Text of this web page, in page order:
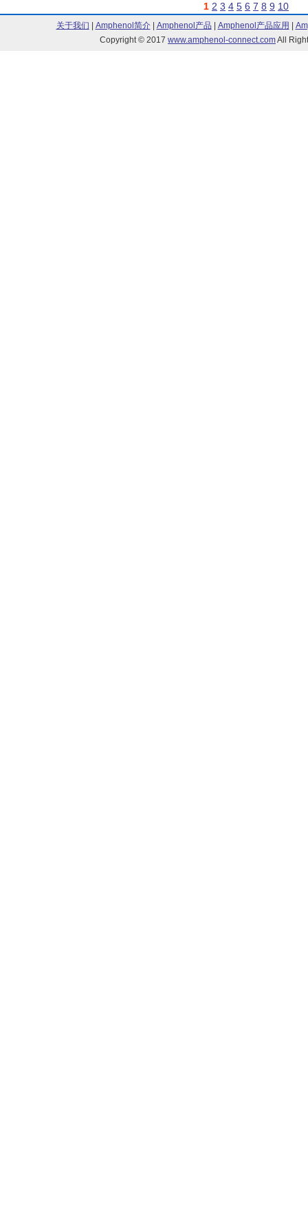
1 2 3 4 5 6 7 8 9 10
关于我们 Amphenol简介| Amphenol产品 Amphenol产品应用
Copyright © 2017 www.amphenol-connect.comAll